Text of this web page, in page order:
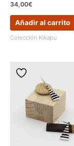
34,00€
Añadir al carrito
Colección Kikapu